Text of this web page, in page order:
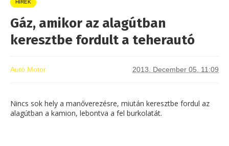
HÍREK
Gáz, amikor az alagútban
keresztbe fordult a teherautó
Autó Motor 2013. December 05. 11:09
Nincs sok hely a manőverezésre, miután keresztbe fordul az
alagútban a kamion, lebontva a fel burkolatát.